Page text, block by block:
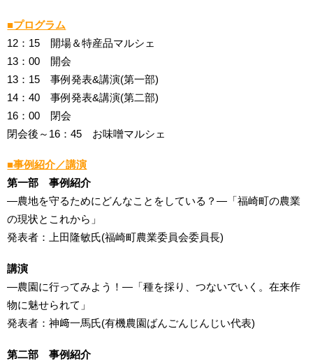
■プログラム
12：15 開場＆特産品マルシェ
13：00 開会
13：15 事例発表&講演(第一部)
14：40 事例発表&講演(第二部)
16：00 閉会
閉会後～16：45 お味噌マルシェ
■事例紹介／講演
第一部 事例紹介
―農地を守るためにどんなことをしている？―「福崎町の農業
の現状とこれから」
発表者：上田隆敏氏(福崎町農業委員会委員長)
講演
―農園に行ってみよう！―「種を採り、つないでいく。在来作
物に魅せられて」
発表者：神﨑一馬氏(有機農園ばんごんじんじい代表)
第二部 事例紹介